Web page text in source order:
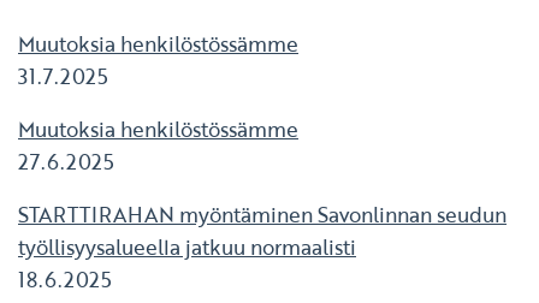
Muutoksia henkilöstössämme
31.7.2025
Muutoksia henkilöstössämme
27.6.2025
STARTTIRAHAN myöntäminen Savonlinnan seudun
työllisyysalueella jatkuu normaalisti
18.6.2025